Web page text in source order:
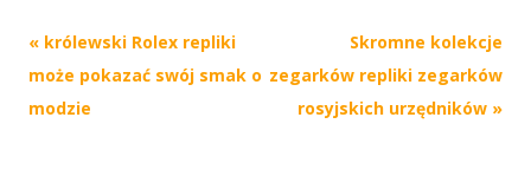
Post
navigation
« królewski Rolex repliki
może pokazać swój smak o
modzie
Skromne kolekcje
zegarków repliki zegarków
rosyjskich urzędników »